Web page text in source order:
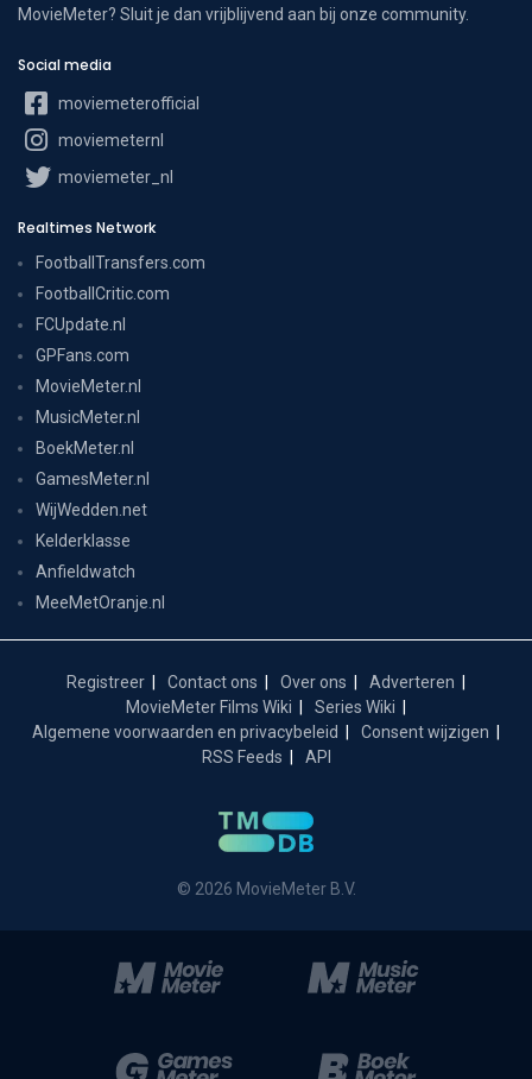
MovieMeter? Sluit je dan vrijblijvend aan bij onze community.
Social media
moviemeterofficial
moviemeternl
moviemeter_nl
Realtimes Network
FootballTransfers.com
FootballCritic.com
FCUpdate.nl
GPFans.com
MovieMeter.nl
MusicMeter.nl
BoekMeter.nl
GamesMeter.nl
WijWedden.net
Kelderklasse
Anfieldwatch
MeeMetOranje.nl
Registreer Contact ons Over ons
Adverteren
MovieMeter Films Wiki
Series Wiki
Algemene voorwaarden en privacybeleid
Consent wijzigen
RSS Feeds
API
© 2026 MovieMeter B.V.